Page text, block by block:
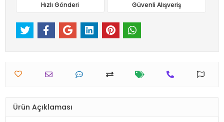
Hızlı Gönderi Güvenli Alışveriş
Ürün Açıklaması